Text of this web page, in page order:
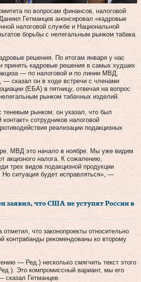
по вопросам финансов, налоговой
Гетманцев анонсировал «кадровые
налоговой службе и Национальной
борьбы с нелегальным рынком табака
решения. По итогам января у нас
принять кадровые решения в самых худших
— по налоговой и по линии МВД,
— сказал он в ходе встречи с членами
(ЕБА) в пятницу, отвечая на вопрос
рынком табачных изделий.
теневым рынком, он указал, что был
сотрудников налоговой
реализации подакцизных
МВД это начало в ноябре. Мы уже видим
акцизного налога. К сожалению,
трех видов подакцизной продукции
ситуация будет исправляться», —
заявил, что США не уступят России в
отметил, что законопроекты относительно
контрабанды рекомендованы ко второму
— Ред.) несколько смягчить текст этого
Это компромиссный вариант, мы его
Гетманцев.